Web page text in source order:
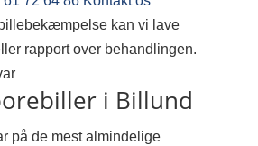
kan vi lave
rapport over behandlingen.
i Billund
på de mest almindelige